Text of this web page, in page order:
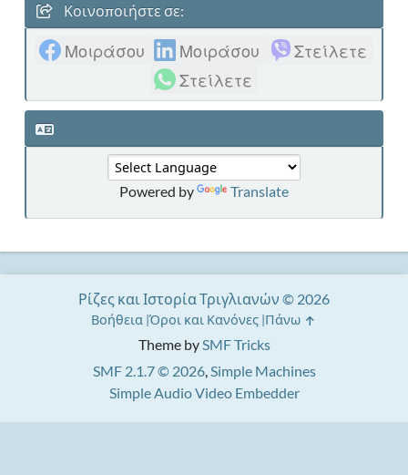
Κοινοποιήστε σε:
Μοιράσου Μοιράσου
Στείλετε
Στείλετε
Powered by Translate
Theme bySMF Tricks
SMF 2.1.7 © 2026,Simple Machines
Simple Audio Video Embedder
Ρίζες και Ιστορία Τριγλιανών © 2026
Βοήθεια Όροι και Κανόνες Πάνω